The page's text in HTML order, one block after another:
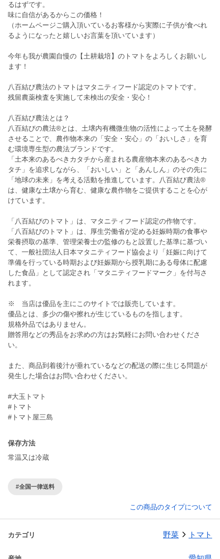
るはずです。
味に自信があるからこの価格！
（ホームページご購入頂いているお客様から実際に子供が食べれ
るようになったと嬉しいお言葉を頂いています）
今年も我が農園自慢の【土耕栽培】のトマトをよろしくお願いし
ます！
八百結び農法のトマトはマタニティフード認定のトマトです。
残留農薬検査を実施して未検出の安全・安心！
八百結び農法とは？
八百結びの農法®とは、土壌内有機微生物の活性によって土を発酵
させることで、農作物本来の「安全・安心」の「おいしさ」を育
む環境専生型の農法ブランドです。
「土本来のあるべきカタチから産まれる農産物本来のあるべきカ
タチ」を追求しながら、「おいしい」と「あんしん」のその先に
「地球の未来」を考える活動を推進しています。八百結び農法®
は、健康な土壌から育む、健康な農作物をご提供することを心が
けています。
「八百結びのトマト」は、マタニティフード認定の作物です。
「八百結びのトマト」は、厚生労働省が定める妊娠時期の食事や
栄養摂取の基準、管理栄養士の監修のもと設置した基準に基づい
て、一般社団法人日本マタニティフード協会より「妊娠に向けて
準備を行っている時期および妊娠期から授乳期にある母体に配慮
した食品」として認定され「マタニティフードマーク」を付与さ
れます。
※ 当店は優品を主にこのサイトでは販売しています。
優品とは、多少の傷や擦れが生じているものを指します。
規格外品ではありません。
贈答用などの秀品をお求めの方はお気軽にお問い合わせくださ
い。
また、商品到着後汁が垂れているなどの配送の際に生じる問題が
発生した場合はお問い合わせください。
#大玉トマト
#トマト
#トマト屋三島
保存方法
常温又は冷蔵
#全国一律送料
この商品のタイプについて
カテゴリ 野菜 トマト